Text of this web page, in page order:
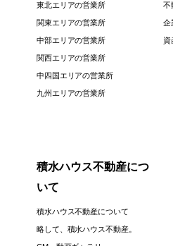
東北エリアの営業所
関東エリアの営業所
中部エリアの営業所
関西エリアの営業所
中四国エリアの営業所
九州エリアの営業所
不
企
資
積水ハウス不動産につ
いて
積水ハウス不動産について
略して、積水ハウス不動産。